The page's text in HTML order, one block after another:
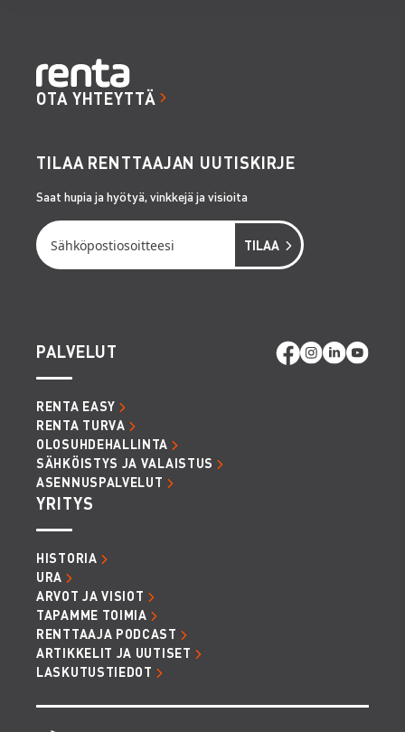
OTA YHTEYTTÄ
TILAA RENTTAAJAN UUTISKIRJE
Saat hupia ja hyötyä, vinkkejä ja visioita
PALVELUT
RENTA EASY
RENTA TURVA
OLOSUHDEHALLINTA
SÄHKÖISTYS JA VALAISTUS
ASENNUSPALVELUT
YRITYS
HISTORIA
URA
ARVOT JA VISIOT
TAPAMME TOIMIA
RENTTAAJA PODCAST
ARTIKKELIT JA UUTISET
LASKUTUSTIEDOT